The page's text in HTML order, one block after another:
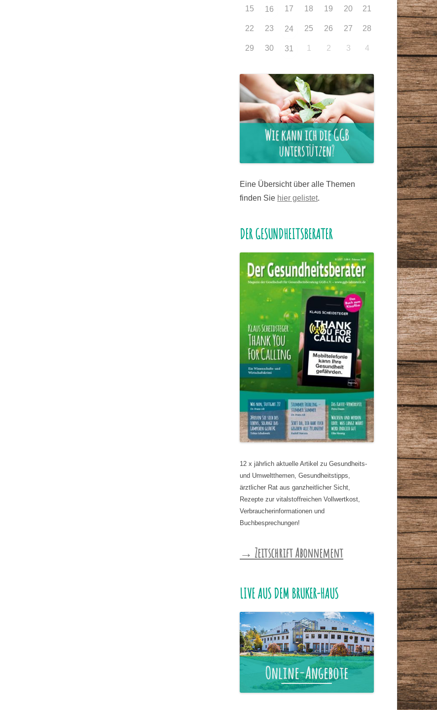
15 16 17 18 19 20 21
22 23 24 25 26 27 28
29 30 31 1 2 3 4
Eine Übersicht über alle Themen
finden Sie hier gelistet.
DER GESUNDHEITSBERATER
12 x jährlich aktuelle Artikel zu Gesundheits-
und Umweltthemen, Gesundheitstipps,
ärztlicher Rat aus ganzheitlicher Sicht,
Rezepte zur vitalstoffreichen Vollwertkost,
Verbraucherinformationen und
Buchbesprechungen!
→ Zeitschrift Abonnement
LIVE AUS DEM BRUKER-HAUS